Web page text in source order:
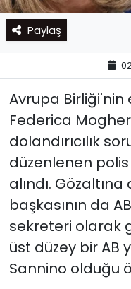
Paylaş
Avrupa Birliği'nin
Federica
dolandırıcılık
düzenlenen
alındı.
başkasının da
sekreteri olarak
üst düzey bir AB
Sannino olduğu